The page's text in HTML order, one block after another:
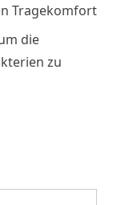
Tragekomfort
die
zu